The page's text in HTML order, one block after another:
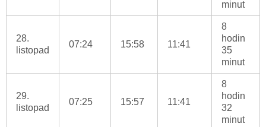
minut
28.
listopad
07:24 15:58 11:41
8
hodin
35
minut
29.
listopad
07:25 15:57 11:41
8
hodin
32
minut